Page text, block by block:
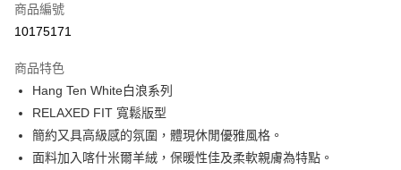
LINE Pay
街口支付
悠遊付
Google Pay
商品編號
10175171
商品特色
Hang Ten White白浪系列
RELAXED FIT 寬鬆版型
簡約又具高級感的氛圍，體現休閒優雅風格。
面料加入喀什米爾羊絨，保暖性佳及柔軟親膚為特點。